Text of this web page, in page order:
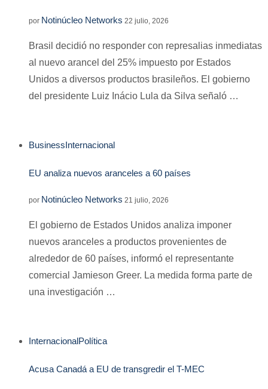
por Notinúcleo Networks 22 julio, 2026
Brasil decidió no responder con represalias inmediatas
al nuevo arancel del 25% impuesto por Estados
Unidos a diversos productos brasileños. El gobierno
del presidente Luiz Inácio Lula da Silva señaló …
BusinessInternacional
EU analiza nuevos aranceles a 60 países
por Notinúcleo Networks 21 julio, 2026
El gobierno de Estados Unidos analiza imponer
nuevos aranceles a productos provenientes de
alrededor de 60 países, informó el representante
comercial Jamieson Greer. La medida forma parte de
una investigación …
InternacionalPolítica
Acusa Canadá a EU de transgredir el T-MEC